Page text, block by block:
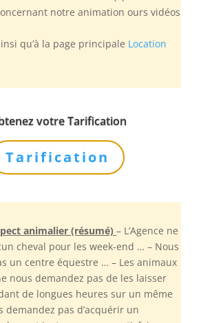
notre animation ours vidéos
qu’à la page principale Location
votre Tarification
Tarification
animalier (résumé) – L’Agence ne
cheval pour les week-end … – Nous
un centre équestre … – Les animaux
nous demandez pas de les laisser
de longues heures sur un même
demandez pas d’acquérir un